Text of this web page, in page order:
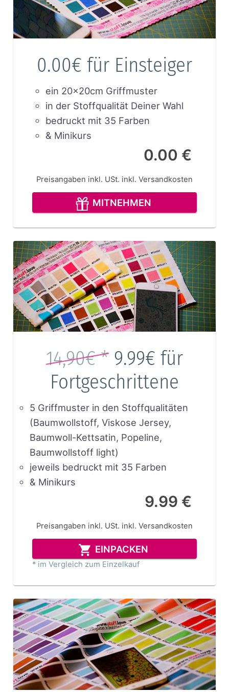
0.00€ für Einsteiger
ein 20x20cm Griffmuster
in der Stoffqualität Deiner Wahl
bedruckt mit 35 Farben
& Minikurs
0.00 €
Preisangaben inkl. USt. inkl. Versandkosten
MITNEHMEN
14,90€ * 9.99€ für
Fortgeschrittene
5 Griffmuster in den Stoffqualitäten
(Baumwollstoff, Viskose Jersey,
Baumwoll-Kettsatin, Popeline,
Baumwollstoff light)
jeweils bedruckt mit 35 Farben
& Minikurs
9.99 €
Preisangaben inkl. USt. inkl. Versandkosten
EINPACKEN
* im Vergleich zum Einzelkauf